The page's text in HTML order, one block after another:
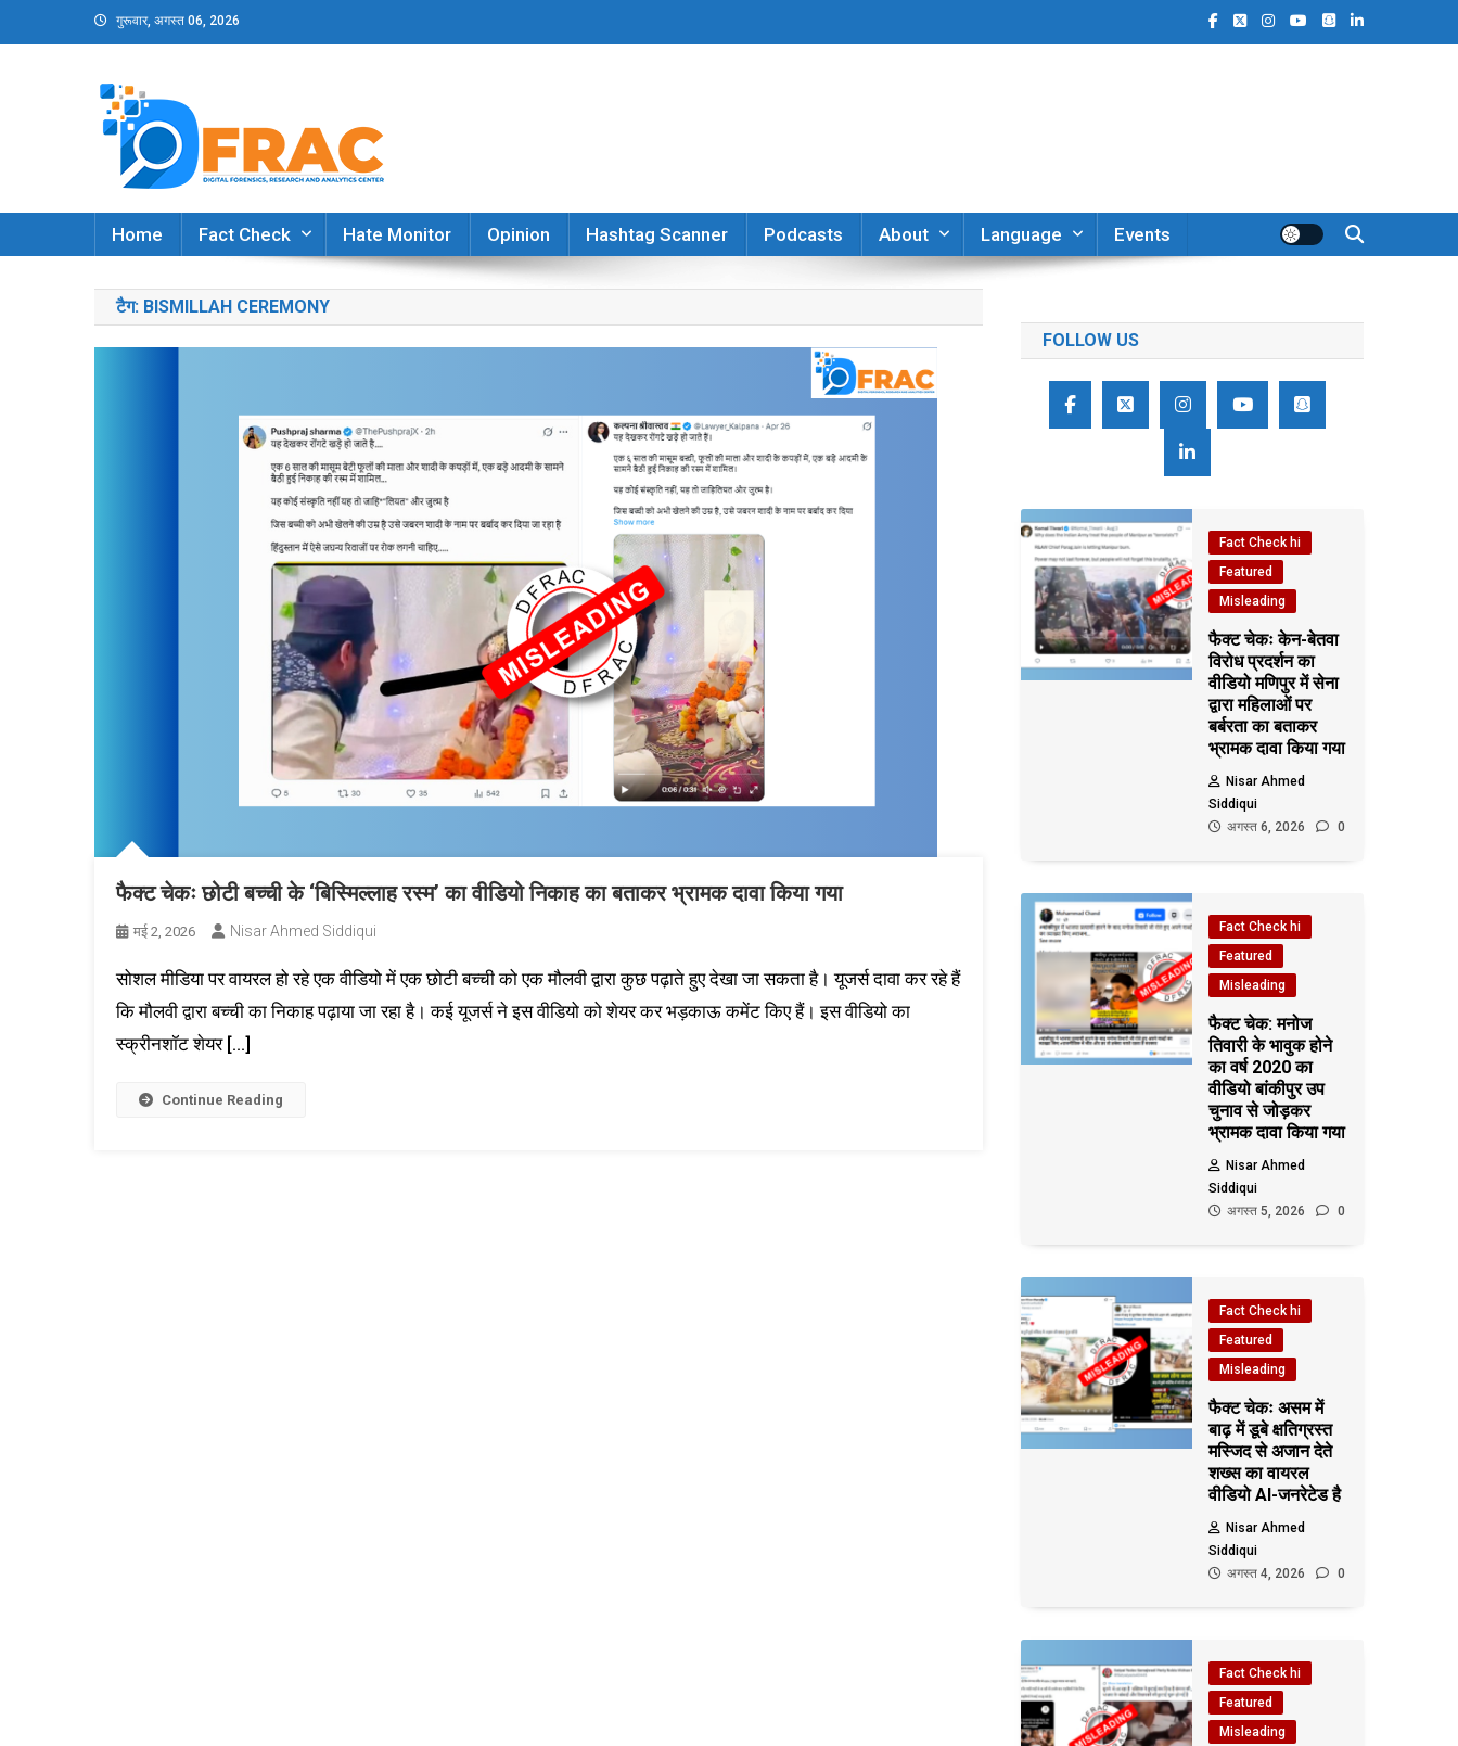
to
गुरूवार, अगस्त 06, 2026
DFRAC_ORG
Digital Forensics, Research and Analytics Center
Home
Fact Check Hate Monitor Opinion Hashtag Scanner Podcasts About Language Events
टैग: BISMILLAH CEREMONY
फैक्ट चेकः छोटी बच्ची के ‘बिस्मिल्लाह रस्म’ का वीडियो निकाह का बताकर भ्रामक दावा किया गया
मई 2, 2026 Nisar Ahmed Siddiqui
सोशल मीडिया पर वायरल हो रहे एक वीडियो में एक छोटी बच्ची को एक मौलवी द्वारा कुछ पढ़ाते हुए देखा जा सकता है। यूजर्स दावा कर रहे हैं
कि मौलवी द्वारा बच्ची का निकाह पढ़ाया जा रहा है। कई यूजर्स ने इस वीडियो को शेयर कर भड़काऊ कमेंट किए हैं। इस वीडियो का
स्क्रीनशॉट शेयर […]
Continue Reading
FOLLOW US
Fact Check hi
Featured
Misleading
फैक्ट चेकः केन-बेतवा
विरोध प्रदर्शन का
वीडियो मणिपुर में सेना
द्वारा महिलाओं पर
बर्बरता का बताकर
भ्रामक दावा किया गया
Nisar Ahmed
Siddiqui
अगस्त 6, 2026
0
Fact Check hi
Featured
Misleading
फैक्ट चेक: मनोज
तिवारी के भावुक होने
का वर्ष 2020 का
वीडियो बांकीपुर उप
चुनाव से जोड़कर
भ्रामक दावा किया गया
Nisar Ahmed
Siddiqui
अगस्त 5, 2026
0
Fact Check hi
Featured
Misleading
फैक्ट चेकः असम में
बाढ़ में डूबे क्षतिग्रस्त
मस्जिद से अजान देते
शख्स का वायरल
वीडियो AI-जनरेटेड है
Nisar Ahmed
Siddiqui
अगस्त 4, 2026
0
Fact Check hi
Featured
Misleading